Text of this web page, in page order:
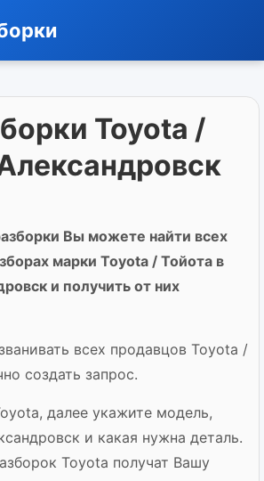
Toyota /
Вы можете найти всех
марки Toyota / Тойота в
и получить от них
всех продавцов Toyota /
создать запрос.
далее укажите модель,
и какая нужна деталь.
Toyota получат Вашу